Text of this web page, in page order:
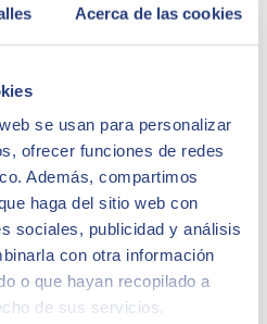
Acerca de las cookies
se usan para personalizar
ofrecer funciones de redes
Además, compartimos
haga del sitio web con
sociales, publicidad y análisis
con otra información
o que hayan recopilado a
de sus servicios.
de clients.Només així
i retenció de clients en dirigir-se
i adaptar les tàctiques comercials
expert en anàlisi de
que la teva empresa
a la gestió i anàlisi de dades.
el nostre equip d'experts en